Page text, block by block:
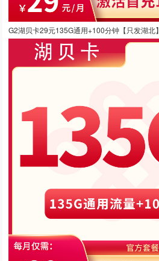
G2湖贝卡29元135G通用+100分钟【只发湖北】